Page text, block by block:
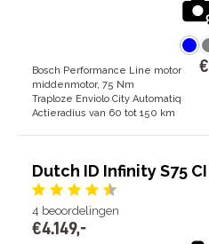
Bosch Performance Line motor
middenmotor, 75 Nm
Traploze Enviolo City Automatiq
Actieradius van 60 tot 150 km
€
Dutch ID Infinity S75
4 beoordelingen
€4.149,-